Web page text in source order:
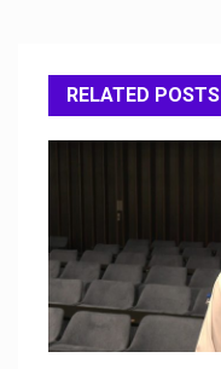
RELATED POSTS